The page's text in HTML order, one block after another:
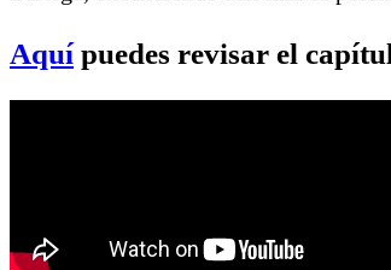
Aquípuedes revisar el